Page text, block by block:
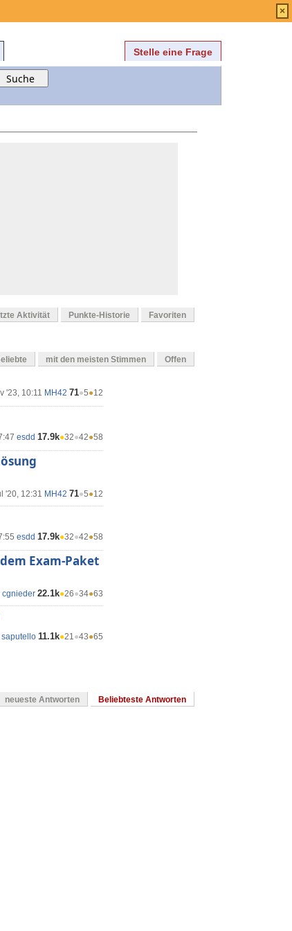
Stelle eine Frage
Aktivität Punkte-Historie Favoriten
mit den meisten Stimmen Offen
'23, 10:11 MH42 71●5●12
esdd 17.9k●32●42●58
'20, 12:31 MH42 71●5●12
esdd 17.9k●32●42●58
Exam-Paket
cgnieder 22.1k●26●34●63
saputello 11.1k●21●43●65
neueste Antworten Beliebteste Antworten
×